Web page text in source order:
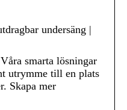
undersäng |
smarta lösningar
utrymme till en plats
Skapa mer